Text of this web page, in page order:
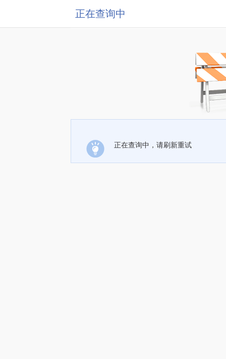
正在查询中
正在查询中，请刷新重试